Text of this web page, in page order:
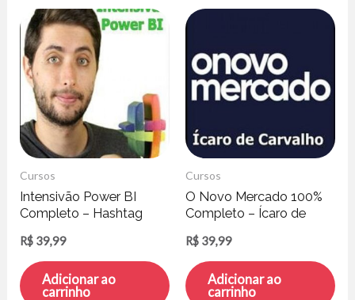
Cursos
Intensivão Power BI
Completo – Hashtag
R$ 39,99
Adicionar ao
carrinho
Cursos
O Novo Mercado 100%
Completo – Ícaro de
R$ 39,99
Adicionar ao
carrinho